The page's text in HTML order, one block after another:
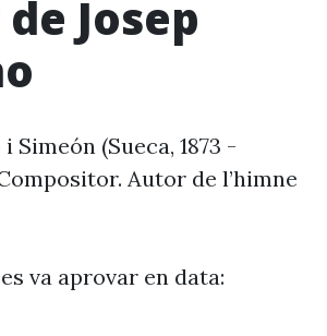
Josep
Simeón (Sueca, 1873 -
Autor de l’himne
va aprovar en data: